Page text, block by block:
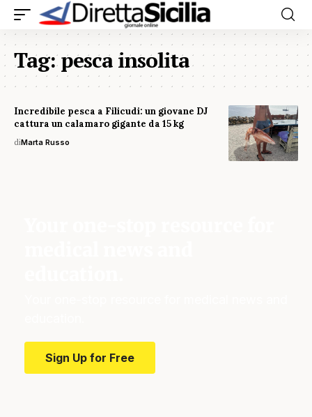
Tag:pesca insolita
Incredibile pesca a Filicudi: un giovane DJ
cattura un calamaro gigante da 15 kg
diMarta Russo
Sign Up for Free